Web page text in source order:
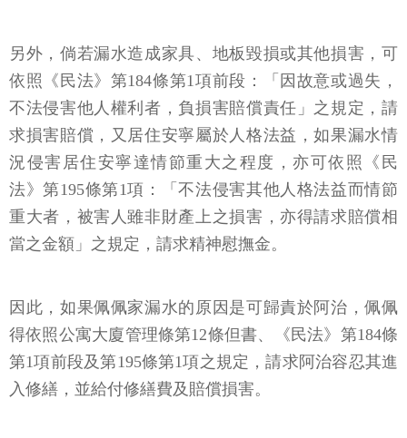
另外，倘若漏水造成家具、地板毀損或其他損害，可
依照《民法》第184條第1項前段：「因故意或過失，
不法侵害他人權利者，負損害賠償責任」之規定，請
求損害賠償，又居住安寧屬於人格法益，如果漏水情
況侵害居住安寧達情節重大之程度，亦可依照《民
法》第195條第1項：「不法侵害其他人格法益而情節
重大者，被害人雖非財產上之損害，亦得請求賠償相
當之金額」之規定，請求精神慰撫金。
因此，如果佩佩家漏水的原因是可歸責於阿治，佩佩
得依照公寓大廈管理條第12條但書、《民法》第184條
第1項前段及第195條第1項之規定，請求阿治容忍其進
入修繕，並給付修繕費及賠償損害。